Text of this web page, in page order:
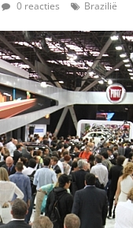
0 reacties Brazilië